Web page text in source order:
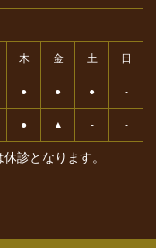
木 金 土 日
● ● ● -
● ▲ - -
診となります。